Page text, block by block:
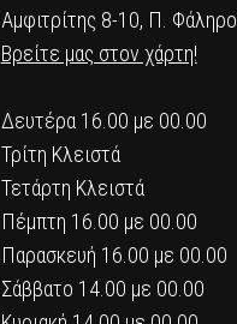
Αμφιτρίτης 8-10, Π. Φάληρο.
Βρείτε μας στον χάρτη!
Δευτέρα 16.00 με 00.00
Τρίτη Κλειστά
Τετάρτη Κλειστά
Πέμπτη 16.00 με 00.00
Παρασκευή 16.00 με 00.00
Σάββατο 14.00 με 00.00